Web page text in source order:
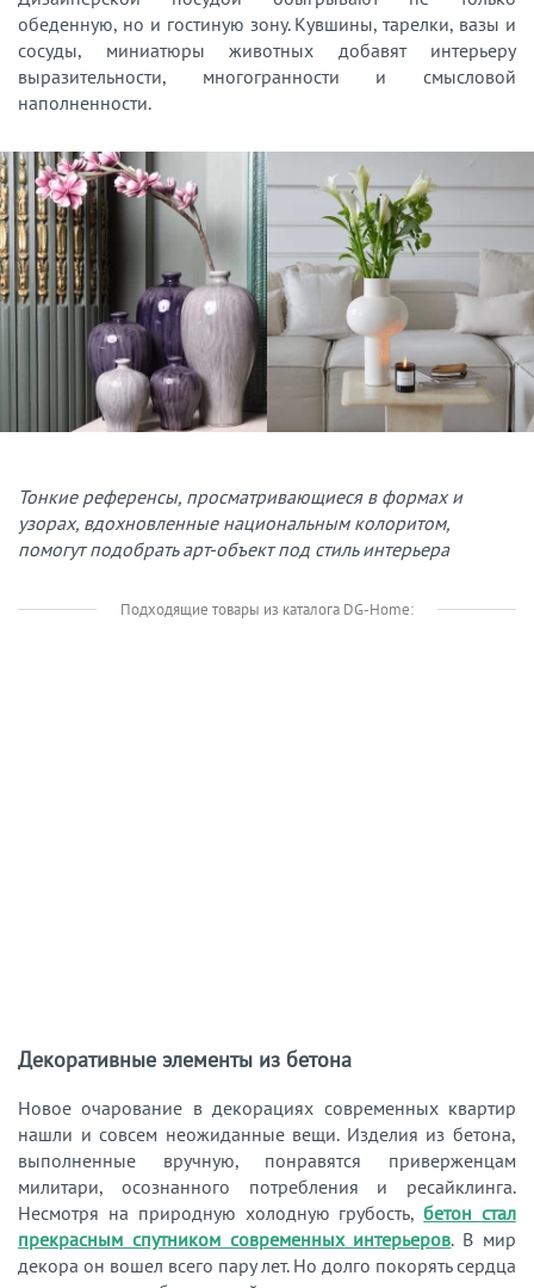
обеденную, но и гостиную зону. Кувшины, тарелки, вазы и
сосуды, миниатюры животных добавят интерьеру
выразительности, многогранности и смысловой
наполненности.
Тонкие референсы, просматривающиеся в формах и
узорах, вдохновленные национальным колоритом,
помогут подобрать арт-объект под стиль интерьера
Подходящие товары из каталога DG-Home:
Декоративные элементы из бетона
Новое очарование в декорациях современных квартир
нашли и совсем неожиданные вещи. Изделия из бетона,
выполненные вручную, понравятся приверженцам
милитари, осознанного потребления и ресайклинга.
Несмотря на природную холодную грубость,бетон стал
прекрасным спутником современных интерьеров. В мир
декора он вошел всего пару лет. Но долго покорять сердца